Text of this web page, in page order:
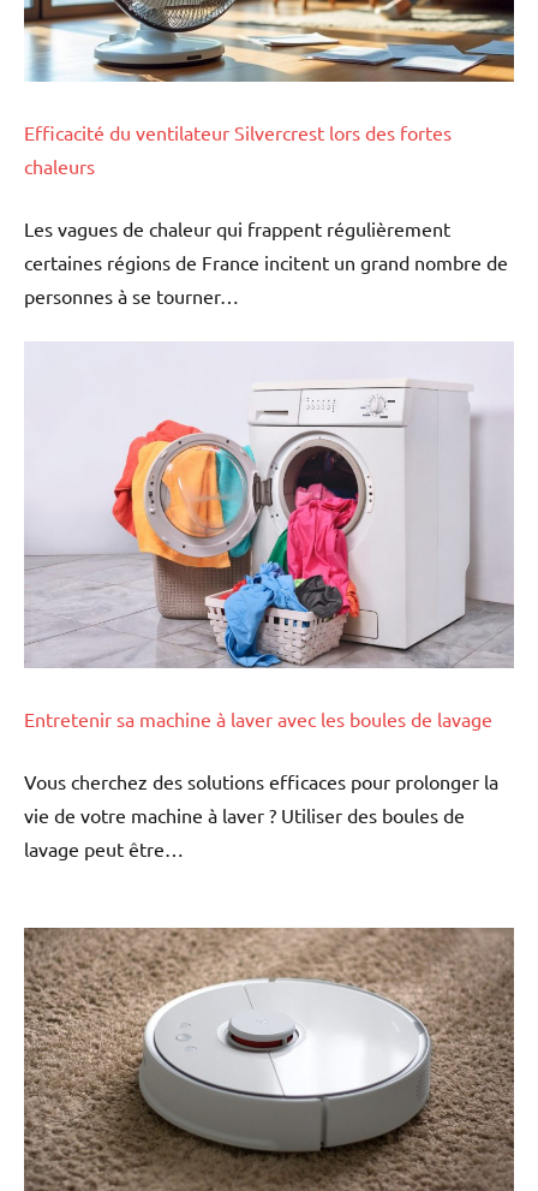
Efficacité du ventilateur Silvercrest lors des fortes
chaleurs
Les vagues de chaleur qui frappent régulièrement
certaines régions de France incitent un grand nombre de
personnes à se tourner…
Entretenir sa machine à laver avec les boules de lavage
Vous cherchez des solutions efficaces pour prolonger la
vie de votre machine à laver ? Utiliser des boules de
lavage peut être…